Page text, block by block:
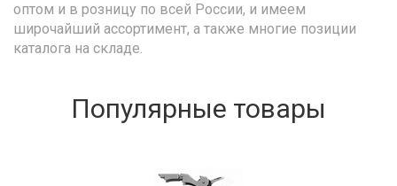
оптом и в розницу по всей России, и имеем
широчайший ассортимент, а также многие позиции
каталога на складе.
Популярные товары